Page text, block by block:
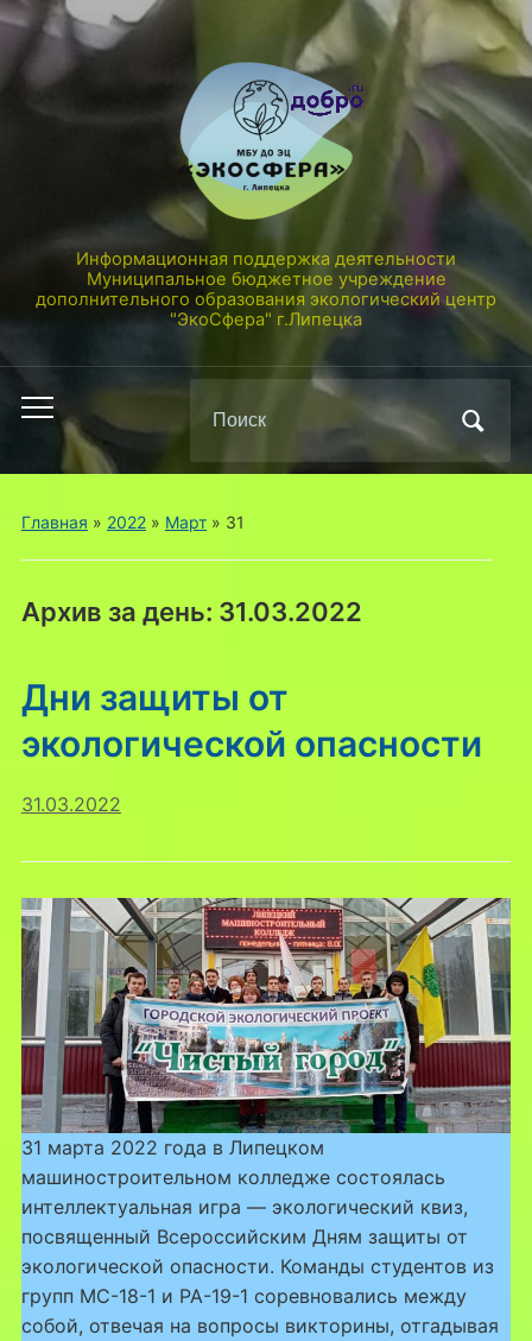
Информационная поддержка деятельности
Муниципальное бюджетное учреждение
дополнительного образования экологический центр
"ЭкоСфера" г.Липецка
Переключить
мобильное
меню
по:
Главная » 2022» Март» 31
Архив за день: 31.03.2022
Дни защиты от
экологической опасности
31.03.2022
31 марта 2022 года в Липецком
машиностроительном колледже состоялась
интеллектуальная игра — экологический квиз,
посвященный Всероссийским Дням защиты от
экологической опасности. Команды студентов из
групп МС-18-1 и РА-19-1 соревновались между
собой, отвечая на вопросы викторины, отгадывая